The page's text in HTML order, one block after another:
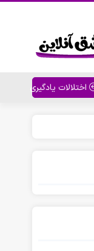
اختلالات یادگیری